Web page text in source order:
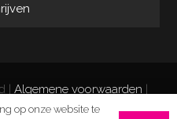
| Algemene voorwaarden
klachten| Website door
op onze website te